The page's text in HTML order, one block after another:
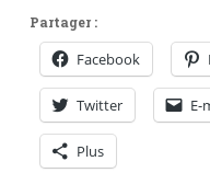
Partager :
Facebook
Twitter E-
Plus